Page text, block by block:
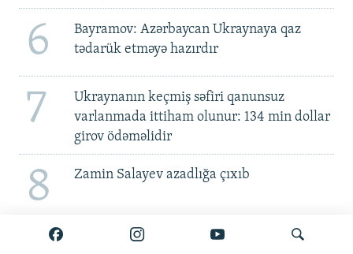
6
Bayramov: Azərbaycan Ukraynaya qaz
tədarük etməyə hazırdır
7
Ukraynanın keçmiş səfiri qanunsuz
varlanmada ittiham olunur: 134 min dollar
girov ödəməlidir
8 Zamin Salayev azadlığa çıxıb